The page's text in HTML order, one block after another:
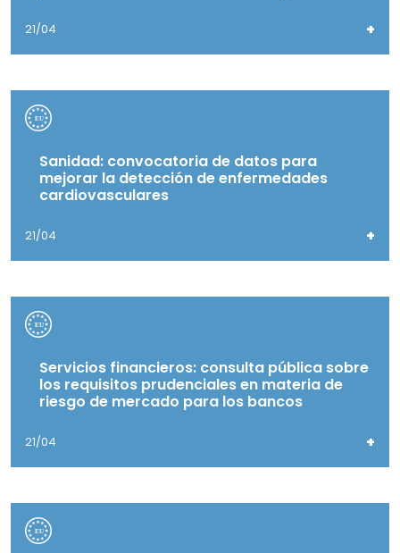
21/04 +
Sanidad: convocatoria de datos para
mejorar la detección de enfermedades
cardiovasculares
21/04 +
Servicios financieros: consulta pública sobre
los requisitos prudenciales en materia de
riesgo de mercado para los bancos
21/04 +